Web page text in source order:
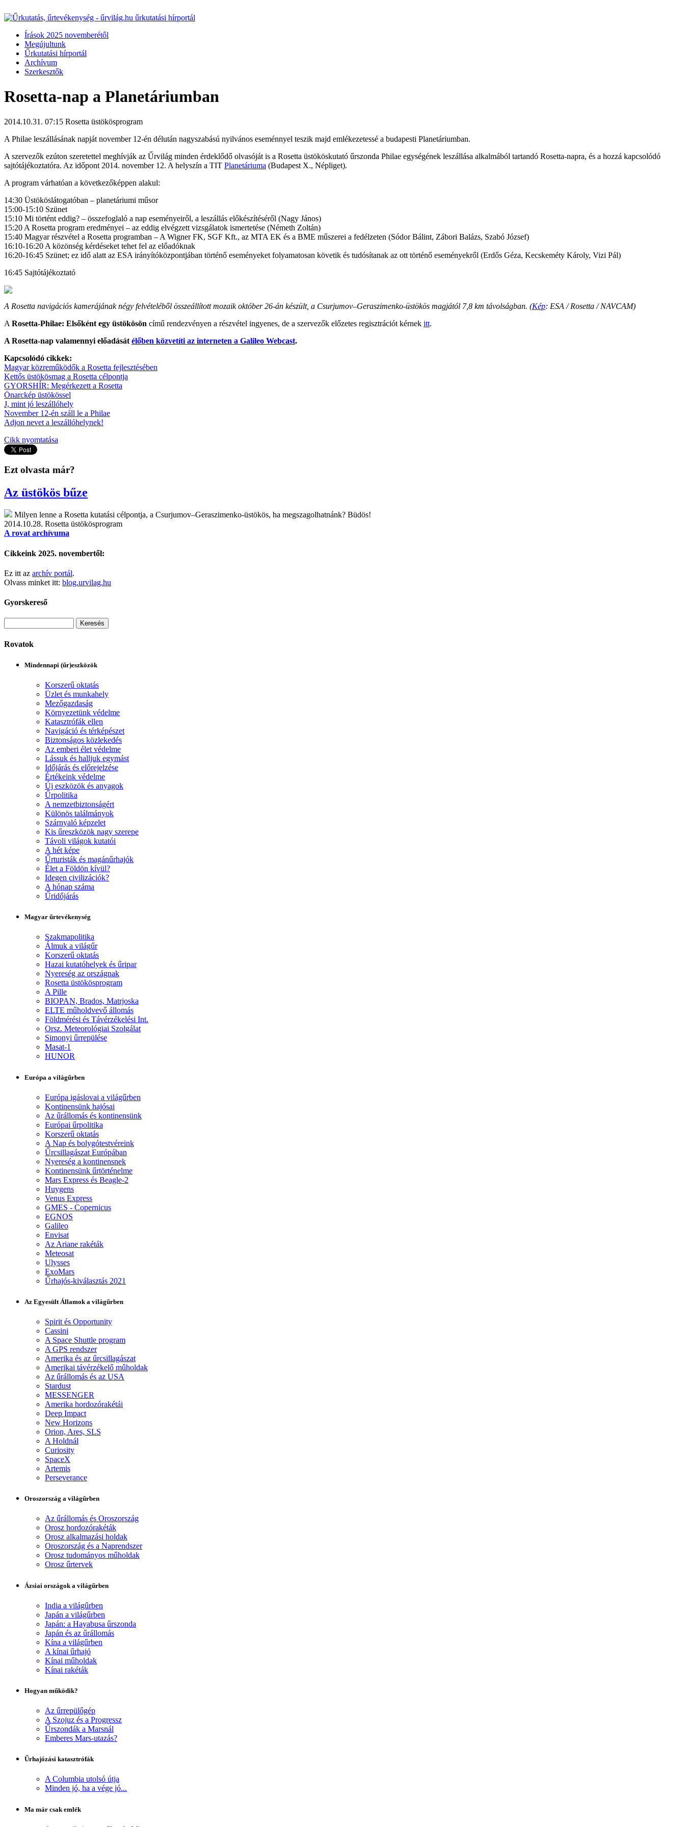
Írások 2025 novemberétől
Megújultunk
Űrkutatási hírportál
Archívum
Szerkesztők
Rosetta-nap a Planetáriumban
2014.10.31. 07:15 Rosetta üstökösprogram
A Philae leszállásának napját november 12-én délután nagyszabású nyilvános eseménnyel teszik majd emlékezetessé a budapesti Planetáriumban.
A szervezők ezúton szeretettel meghívják az Űrvilág minden érdeklődő olvasóját is a Rosetta üstököskutató űrszonda Philae egységének leszállása alkalmából tartandó Rosetta-napra, és a hozzá kapcsolódó
sajtótájékoztatóra. Az időpont 2014. november 12. A helyszín a TIT Planetáriuma (Budapest X., Népliget).
A program várhatóan a következőképpen alakul:
14:30 Üstököslátogatóban – planetáriumi műsor
15:00-15:10 Szünet
15:10 Mi történt eddig? – összefoglaló a nap eseményeiről, a leszállás előkészítéséről (Nagy János)
15:20 A Rosetta program eredményei – az eddig elvégzett vizsgálatok ismertetése (Németh Zoltán)
15:40 Magyar részvétel a Rosetta programban – A Wigner FK, SGF Kft., az MTA EK és a BME műszerei a fedélzeten (Sódor Bálint, Zábori Balázs, Szabó József)
16:10-16:20 A közönség kérdéseket tehet fel az előadóknak
16:20-16:45 Szünet; ez idő alatt az ESA irányítóközpontjában történő eseményeket folyamatosan követik és tudósítanak az ott történő eseményekről (Erdős Géza, Kecskeméty Károly, Vizi Pál)
16:45 Sajtótájékoztató
A Rosetta navigációs kamerájának négy felvételéből összeállított mozaik október 26-án készült, a Csurjumov–Geraszimenko-üstökös magjától 7,8 km távolságban. (Kép: ESA / Rosetta / NAVCAM)
A Rosetta-Philae: Elsőként egy üstökösön című rendezvényen a részvétel ingyenes, de a szervezők előzetes regisztrációt kérnek itt.
A Rosetta-nap valamennyi előadását élőben közvetíti az interneten a Galileo Webcast.
Kapcsolódó cikkek:
Magyar közreműködők a Rosetta fejlesztésében
Kettős üstökösmag a Rosetta célpontja
GYORSHÍR: Megérkezett a Rosetta
Önarckép üstökössel
J, mint jó leszállóhely
November 12-én száll le a Philae
Adjon nevet a leszállóhelynek!
Cikk nyomtatása
Ezt olvasta már?
Az üstökös bűze
Milyen lenne a Rosetta kutatási célpontja, a Csurjumov–Geraszimenko-üstökös, ha megszagolhatnánk? Büdös!
2014.10.28. Rosetta üstökösprogram
A rovat archívuma
Cikkeink 2025. novembertől:
Ez itt az archív portál.
Olvass minket itt: blog.urvilag.hu
Gyorskereső
Rovatok
Mindennapi (űr)eszközök
Korszerű oktatás
Üzlet és munkahely
Mezőgazdaság
Környezetünk védelme
Katasztrófák ellen
Navigáció és térképészet
Biztonságos közlekedés
Az emberi élet védelme
Lássuk és halljuk egymást
Időjárás és előrejelzése
Értékeink védelme
Új eszközök és anyagok
Űrpolitika
A nemzetbiztonságért
Különös találmányok
Szárnyaló képzelet
Kis űreszközök nagy szerepe
Távoli világok kutatói
A hét képe
Űrturisták és magánűrhajók
Élet a Földön kívül?
Idegen civilizációk?
A hónap száma
Űridőjárás
Magyar űrtevékenység
Szakmapolitika
Álmuk a világűr
Korszerű oktatás
Hazai kutatóhelyek és űripar
Nyereség az országnak
Rosetta üstökösprogram
A Pille
BIOPAN, Brados, Matrjoska
ELTE műholdvevő állomás
Földmérési és Távérzékelési Int.
Orsz. Meteorológiai Szolgálat
Simonyi űrrepülése
Masat-1
HUNOR
Európa a világűrben
Európa igáslovai a világűrben
Kontinensünk hajósai
Az űrállomás és kontinensünk
Európai űrpolitika
Korszerű oktatás
A Nap és bolygótestvéreink
Űrcsillagászat Európában
Nyereség a kontinensnek
Kontinensünk űrtörténelme
Mars Express és Beagle-2
Huygens
Venus Express
GMES - Copernicus
EGNOS
Galileo
Envisat
Az Ariane rakéták
Meteosat
Ulysses
ExoMars
Űrhajós-kiválasztás 2021
Az Egyesült Államok a világűrben
Spirit és Opportunity
Cassini
A Space Shuttle program
A GPS rendszer
Amerika és az űrcsillagászat
Amerikai távérzékelő műholdak
Az űrállomás és az USA
Stardust
MESSENGER
Amerika hordozórakétái
Deep Impact
New Horizons
Orion, Ares, SLS
A Holdnál
Curiosity
SpaceX
Artemis
Perseverance
Oroszország a világűrben
Az űrállomás és Oroszország
Orosz hordozórakéták
Orosz alkalmazási holdak
Oroszország és a Naprendszer
Orosz tudományos műholdak
Orosz űrtervek
Ázsiai országok a világűrben
India a világűrben
Japán a világűrben
Japán: a Hayabusa űrszonda
Japán és az űrállomás
Kína a világűrben
A kínai űrhajó
Kínai műholdak
Kínai rakéták
Hogyan működik?
Az űrrepülőgép
A Szojuz és a Progressz
Űrszondák a Marsnál
Emberes Mars-utazás?
Űrhajózási katasztrófák
A Columbia utolsó útja
Minden jó, ha a vége jó...
Ma már csak emlék